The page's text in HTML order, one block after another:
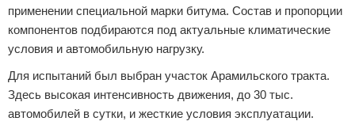
применении специальной марки битума. Состав и пропорции
компонентов подбираются под актуальные климатические
условия и автомобильную нагрузку.
Для испытаний был выбран участок Арамильского тракта.
Здесь высокая интенсивность движения, до 30 тыс.
автомобилей в сутки, и жесткие условия эксплуатации.